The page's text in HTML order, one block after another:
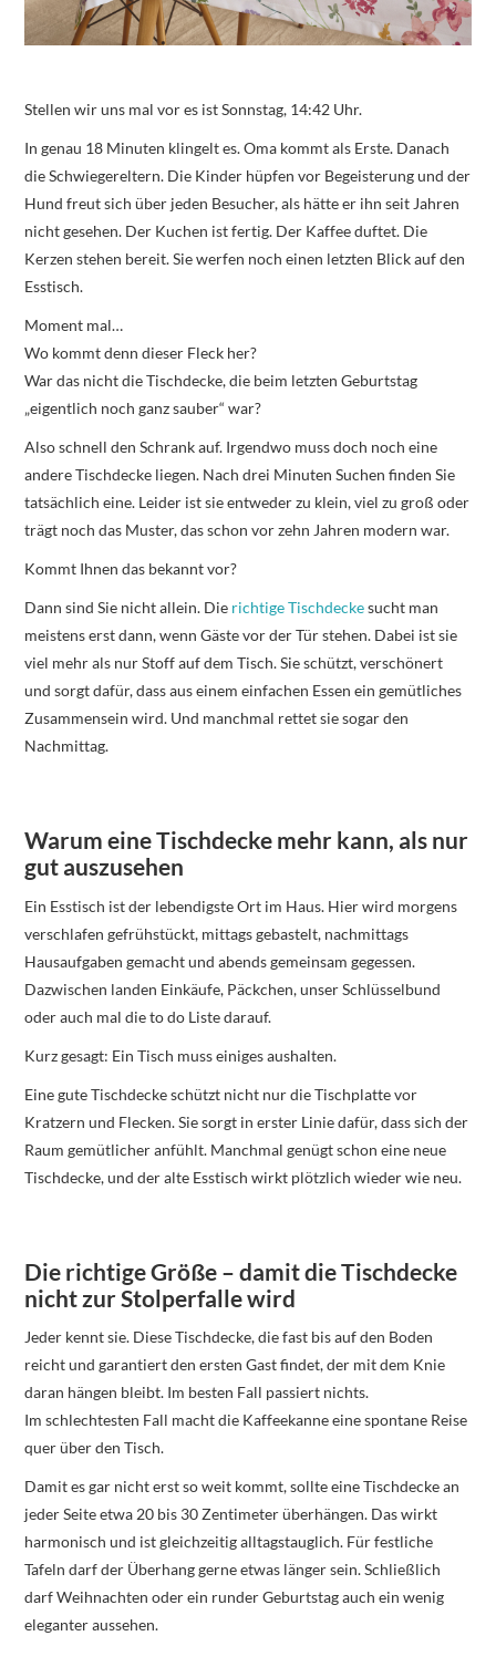
Stellen wir uns mal vor es ist Sonnstag, 14:42 Uhr.
In genau 18 Minuten klingelt es. Oma kommt als Erste. Danach
die Schwiegereltern. Die Kinder hüpfen vor Begeisterung und der
Hund freut sich über jeden Besucher, als hätte er ihn seit Jahren
nicht gesehen. Der Kuchen ist fertig. Der Kaffee duftet. Die
Kerzen stehen bereit. Sie werfen noch einen letzten Blick auf den
Esstisch.
Moment mal…
Wo kommt denn dieser Fleck her?
War das nicht die Tischdecke, die beim letzten Geburtstag
„eigentlich noch ganz sauber“ war?
Also schnell den Schrank auf. Irgendwo muss doch noch eine
andere Tischdecke liegen. Nach drei Minuten Suchen finden Sie
tatsächlich eine. Leider ist sie entweder zu klein, viel zu groß oder
trägt noch das Muster, das schon vor zehn Jahren modern war.
Kommt Ihnen das bekannt vor?
Dann sind Sie nicht allein. Die richtige Tischdeckesucht man
meistens erst dann, wenn Gäste vor der Tür stehen. Dabei ist sie
viel mehr als nur Stoff auf dem Tisch. Sie schützt, verschönert
und sorgt dafür, dass aus einem einfachen Essen ein gemütliches
Zusammensein wird. Und manchmal rettet sie sogar den
Nachmittag.
Warum eine Tischdecke mehr kann, als nur
gut auszusehen
Ein Esstisch ist der lebendigste Ort im Haus. Hier wird morgens
verschlafen gefrühstückt, mittags gebastelt, nachmittags
Hausaufgaben gemacht und abends gemeinsam gegessen.
Dazwischen landen Einkäufe, Päckchen, unser Schlüsselbund
oder auch mal die to do Liste darauf.
Kurz gesagt: Ein Tisch muss einiges aushalten.
Eine gute Tischdecke schützt nicht nur die Tischplatte vor
Kratzern und Flecken. Sie sorgt in erster Linie dafür, dass sich der
Raum gemütlicher anfühlt. Manchmal genügt schon eine neue
Tischdecke, und der alte Esstisch wirkt plötzlich wieder wie neu.
Die richtige Größe – damit die Tischdecke
nicht zur Stolperfalle wird
Jeder kennt sie. Diese Tischdecke, die fast bis auf den Boden
reicht und garantiert den ersten Gast findet, der mit dem Knie
daran hängen bleibt. Im besten Fall passiert nichts.
Im schlechtesten Fall macht die Kaffeekanne eine spontane Reise
quer über den Tisch.
Damit es gar nicht erst so weit kommt, sollte eine Tischdecke an
jeder Seite etwa 20 bis 30 Zentimeter überhängen. Das wirkt
harmonisch und ist gleichzeitig alltagstauglich. Für festliche
Tafeln darf der Überhang gerne etwas länger sein. Schließlich
darf Weihnachten oder ein runder Geburtstag auch ein wenig
eleganter aussehen.